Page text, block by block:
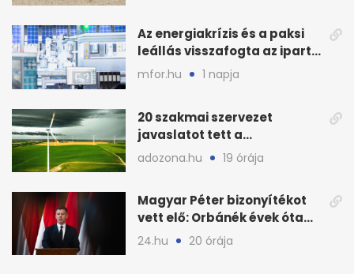
Az energiakrízis és a paksi
leállás visszafogta az ipart,
nyáron kisebb a kár
mfor.hu 1 napja
20 szakmai szervezet
javaslatot tett a
fenntartható szélenergia-
adozona.hu 19 órája
Magyar Péter bizonyítékot
vett elő: Orbánék évek óta
tudtak az energiarendszer
összeomlásáról
24.hu 20 órája